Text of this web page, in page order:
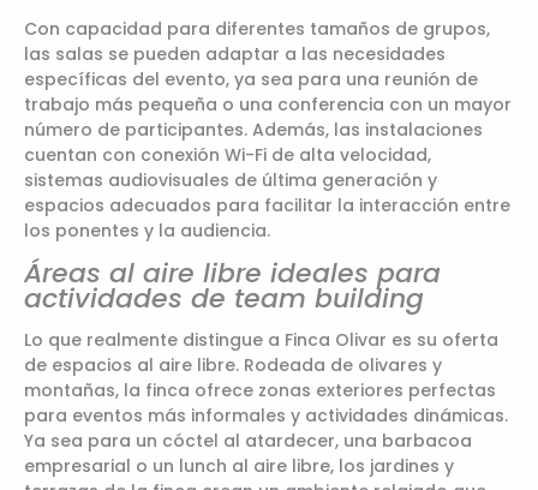
Con capacidad para diferentes tamaños de grupos,
las salas se pueden adaptar a las necesidades
específicas del evento, ya sea para una reunión de
trabajo más pequeña o una conferencia con un mayor
número de participantes. Además, las instalaciones
cuentan con conexión Wi-Fi de alta velocidad,
sistemas audiovisuales de última generación y
espacios adecuados para facilitar la interacción entre
los ponentes y la audiencia.
Áreas al aire libre ideales para
actividades de team building
Lo que realmente distingue a Finca Olivar es su oferta
de espacios al aire libre. Rodeada de olivares y
montañas, la finca ofrece zonas exteriores perfectas
para eventos más informales y actividades dinámicas.
Ya sea para un cóctel al atardecer, una barbacoa
empresarial o un lunch al aire libre, los jardines y